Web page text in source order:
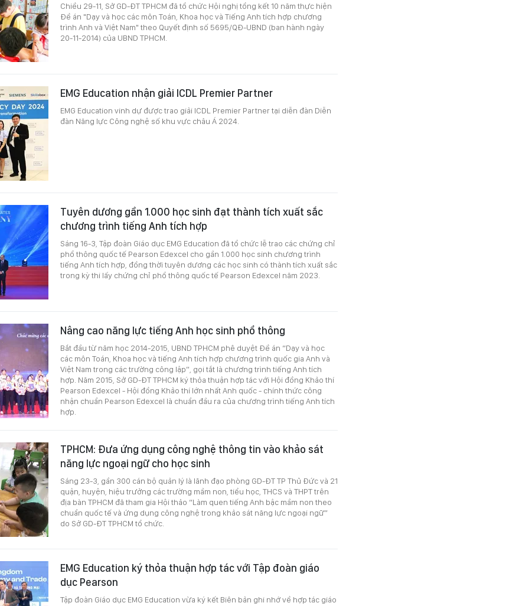
Chiều 29-11, Sở GD-ĐT TPHCM đã tổ chức Hội nghị tổng kết 10 năm thực hiện
Đề án "Dạy và học các môn Toán, Khoa học và Tiếng Anh tích hợp chương
trình Anh và Việt Nam" theo Quyết định số 5695/QĐ-UBND (ban hành ngày
20-11-2014) của UBND TPHCM.
EMG Education nhận giải ICDL Premier Partner
EMG Education vinh dự được trao giải ICDL Premier Partner tại diễn đàn Diễn
đàn Năng lực Công nghệ số khu vực châu Á 2024.
Tuyên dương gần 1.000 học sinh đạt thành tích xuất sắc
chương trình tiếng Anh tích hợp
Sáng 16-3, Tập đoàn Giáo dục EMG Education đã tổ chức lễ trao các chứng chỉ
phổ thông quốc tế Pearson Edexcel cho gần 1.000 học sinh chương trình
tiếng Anh tích hợp, đồng thời tuyên dương các học sinh có thành tích xuất sắc
trong kỳ thi lấy chứng chỉ phổ thông quốc tế Pearson Edexcel năm 2023.
Nâng cao năng lực tiếng Anh học sinh phổ thông
Bắt đầu từ năm học 2014-2015, UBND TPHCM phê duyệt Đề án “Dạy và học
các môn Toán, Khoa học và tiếng Anh tích hợp chương trình quốc gia Anh và
Việt Nam trong các trường công lập”, gọi tắt là chương trình tiếng Anh tích
hợp. Năm 2015, Sở GD-ĐT TPHCM ký thỏa thuận hợp tác với Hội đồng Khảo thí
Pearson Edexcel - Hội đồng Khảo thí lớn nhất Anh quốc - chính thức công
nhận chuẩn Pearson Edexcel là chuẩn đầu ra của chương trình tiếng Anh tích
hợp.
TPHCM: Đưa ứng dụng công nghệ thông tin vào khảo sát
năng lực ngoại ngữ cho học sinh
Sáng 23-3, gần 300 cán bộ quản lý là lãnh đạo phòng GD-ĐT TP Thủ Đức và 21
quận, huyện, hiệu trưởng các trường mầm non, tiểu học, THCS và THPT trên
địa bàn TPHCM đã tham gia Hội thảo “Làm quen tiếng Anh bậc mầm non theo
chuẩn quốc tế và ứng dụng công nghệ trong khảo sát năng lực ngoại ngữ”
do Sở GD-ĐT TPHCM tổ chức.
EMG Education ký thỏa thuận hợp tác với Tập đoàn giáo
dục Pearson
Tập đoàn Giáo dục EMG Education vừa ký kết Biên bản ghi nhớ về hợp tác giáo